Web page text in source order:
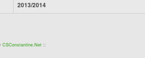
2013/2014
CSConstantine.Net::